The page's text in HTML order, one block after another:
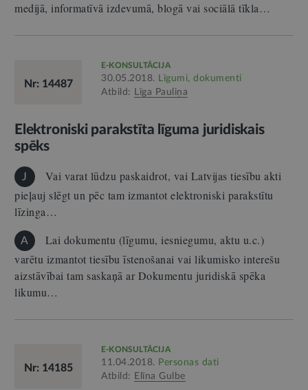
medijā, informatīvā izdevumā, blogā vai sociālā tīkla…
Nr: 14487
E-KONSULTĀCIJA
30.05.2018. Līgumi, dokumenti
Atbild: Līga Pauliņa
Elektroniski parakstīta līguma juridiskais
spēks
J
Vai varat lūdzu paskaidrot, vai Latvijas tiesību akti
pieļauj slēgt un pēc tam izmantot elektroniski parakstītu
līzinga…
A
Lai dokumentu (līgumu, iesniegumu, aktu u.c.)
varētu izmantot tiesību īstenošanai vai likumisko interešu
aizstāvībai tam saskaņā ar Dokumentu juridiskā spēka
likumu…
Nr: 14185
E-KONSULTĀCIJA
11.04.2018. Personas dati
Atbild: Elīna Gulbe